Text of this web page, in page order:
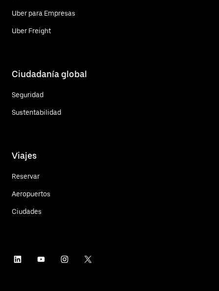
Uber para Empresas
Uber Freight
Ciudadanía global
Seguridad
Sustentabilidad
Viajes
Reservar
Aeropuertos
Ciudades